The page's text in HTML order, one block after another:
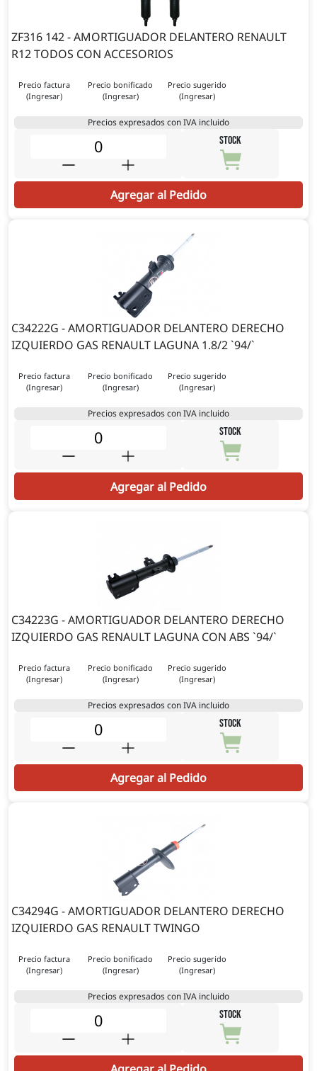
ZF316 142 - AMORTIGUADOR DELANTERO RENAULT
R12 TODOS CON ACCESORIOS
Precio factura
(Ingresar)
Precio bonificado
(Ingresar)
Precio sugerido
(Ingresar)
Precios expresados con IVA incluido
STOCK
Agregar al Pedido
C34222G - AMORTIGUADOR DELANTERO DERECHO
IZQUIERDO GAS RENAULT LAGUNA 1.8/2 `94/`
Precio factura
(Ingresar)
Precio bonificado
(Ingresar)
Precio sugerido
(Ingresar)
Precios expresados con IVA incluido
STOCK
Agregar al Pedido
C34223G - AMORTIGUADOR DELANTERO DERECHO
IZQUIERDO GAS RENAULT LAGUNA CON ABS `94/`
Precio factura
(Ingresar)
Precio bonificado
(Ingresar)
Precio sugerido
(Ingresar)
Precios expresados con IVA incluido
STOCK
Agregar al Pedido
C34294G - AMORTIGUADOR DELANTERO DERECHO
IZQUIERDO GAS RENAULT TWINGO
Precio factura
(Ingresar)
Precio bonificado
(Ingresar)
Precio sugerido
(Ingresar)
Precios expresados con IVA incluido
STOCK